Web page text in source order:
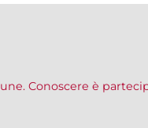
Conoscere è